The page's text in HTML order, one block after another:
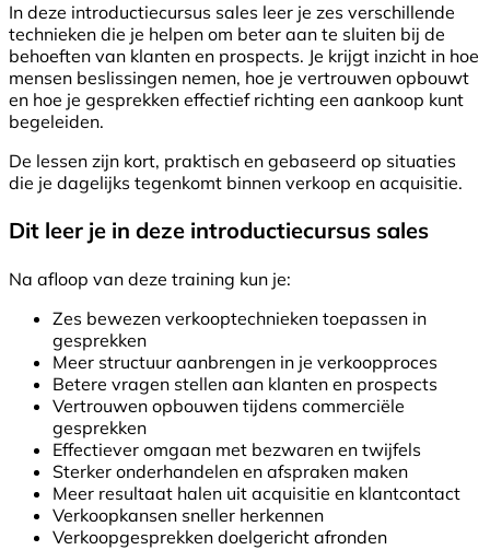
In deze introductiecursus sales leer je zes verschillende
technieken die je helpen om beter aan te sluiten bij de
behoeften van klanten en prospects. Je krijgt inzicht in hoe
mensen beslissingen nemen, hoe je vertrouwen opbouwt
en hoe je gesprekken effectief richting een aankoop kunt
begeleiden.
De lessen zijn kort, praktisch en gebaseerd op situaties
die je dagelijks tegenkomt binnen verkoop en acquisitie.
Dit leer je in deze introductiecursus sales
Na afloop van deze training kun je:
Zes bewezen verkooptechnieken toepassen in
gesprekken
Meer structuur aanbrengen in je verkoopproces
Betere vragen stellen aan klanten en prospects
Vertrouwen opbouwen tijdens commerciële
gesprekken
Effectiever omgaan met bezwaren en twijfels
Sterker onderhandelen en afspraken maken
Meer resultaat halen uit acquisitie en klantcontact
Verkoopkansen sneller herkennen
Verkoopgesprekken doelgericht afronden